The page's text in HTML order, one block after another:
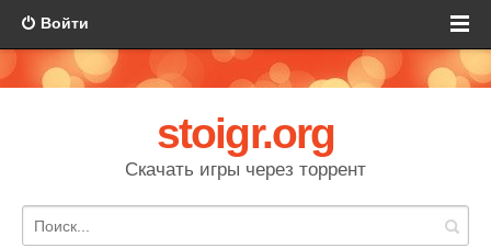
Войти
stoigr.org
Скачать игры через торрент